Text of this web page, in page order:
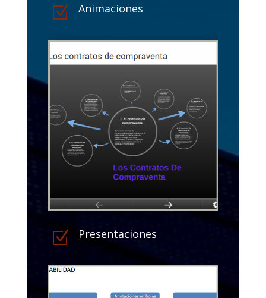
Z Animaciones
Z Presentaciones